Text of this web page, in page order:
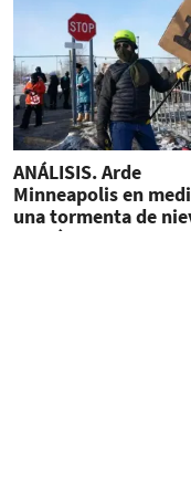
ANÁLISIS. Arde
Minneapolis en
una tormenta de
acabó el sueño